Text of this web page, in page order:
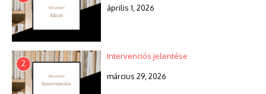
április 1, 2026
2
Intervenciós jelentése
március 29, 2026